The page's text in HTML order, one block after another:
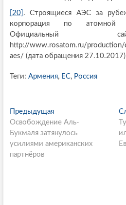
[20] . Строящиеся АЭС за
корпорация по атомной
Официальный
http://www.rosatom.ru/production/
aes/ (дата обращения
Теги: Армения, ЕС, Россия
P
o
s
t
ПредыдущаяП
р
е
д
Освобождение Аль-
Букмаля затянулось
усилиями американских
партнёров